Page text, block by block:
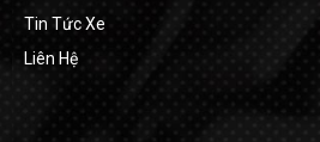
Tin Tức Xe
Liên Hệ